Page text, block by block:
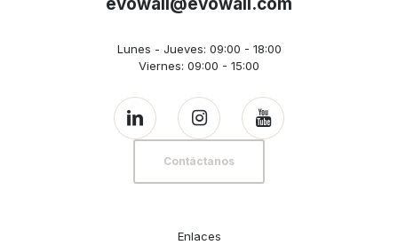
Lunes - Jueves: 09:00 - 18:00
Viernes: 09:00 - 15:00
Contáctanos
Enlaces